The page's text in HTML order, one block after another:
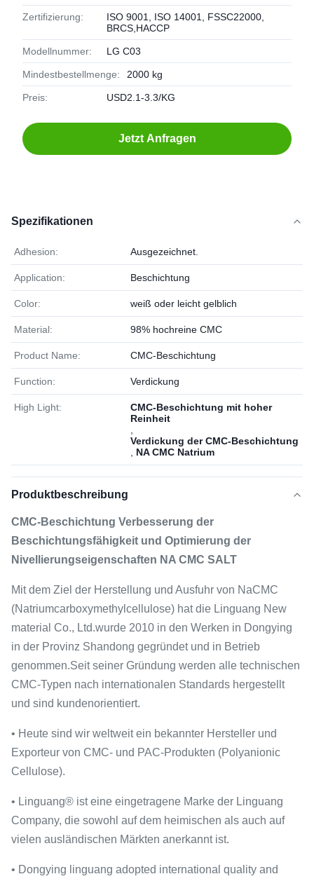
Zertifizierung:
ISO 9001, ISO 14001, FSSC22000,
BRCS,HACCP
Modellnummer: LG C03
Mindestbestellmenge: 2000 kg
Preis: USD2.1-3.3/KG
Jetzt Anfragen
Spezifikationen
Adhesion: Ausgezeichnet.
Application: Beschichtung
Color: weiß oder leicht gelblich
Material: 98% hochreine CMC
Product Name: CMC-Beschichtung
Function: Verdickung
High Light:
CMC-Beschichtung mit hoher
Reinheit
Verdickung der CMC-Beschichtung
NA CMC Natrium
Produktbeschreibung
CMC-Beschichtung Verbesserung der
Beschichtungsfähigkeit und Optimierung der
Nivellierungseigenschaften NA CMC SALT
Mit dem Ziel der Herstellung und Ausfuhr von NaCMC
(Natriumcarboxymethylcellulose) hat die Linguang New
material Co., Ltd.wurde 2010 in den Werken in Dongying
in der Provinz Shandong gegründet und in Betrieb
genommen.Seit seiner Gründung werden alle technischen
CMC-Typen nach internationalen Standards hergestellt
und sind kundenorientiert.
• Heute sind wir weltweit ein bekannter Hersteller und
Exporteur von CMC- und PAC-Produkten (Polyanionic
Cellulose).
• Linguang® ist eine eingetragene Marke der Linguang
Company, die sowohl auf dem heimischen als auch auf
vielen ausländischen Märkten anerkannt ist.
• Dongying linguang adopted international quality and